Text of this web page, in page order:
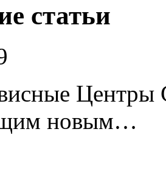
статьи
Центры
новым…